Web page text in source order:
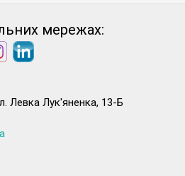
мережах:
Левка Лук'яненка, 13-Б